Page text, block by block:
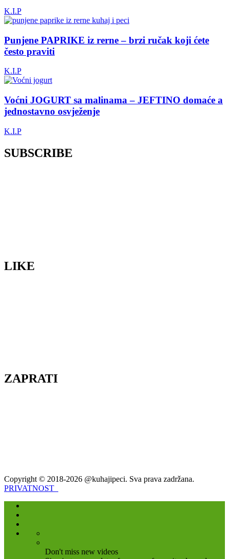
K.I.P
Punjene PAPRIKE iz rerne – brzi ručak koji ćete
često praviti
K.I.P
Voćni JOGURT sa malinama – JEFTINO domaće a
jednostavno osvježenje
K.I.P
SUBSCRIBE
LIKE
ZAPRATI
Copyright © 2018-2026 @kuhajipeci. Sva prava zadržana.
PRIVATNOST
Don't miss new videos